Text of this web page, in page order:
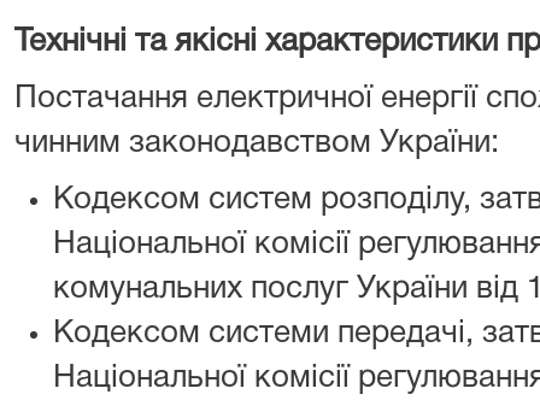
Технічні та якісні характеристики
Постачання електричної енергії
чинним законодавством України:
Кодексом систем розподілу,
Національної комісії
комунальних послуг України
Кодексом системи передачі,
Національної комісії